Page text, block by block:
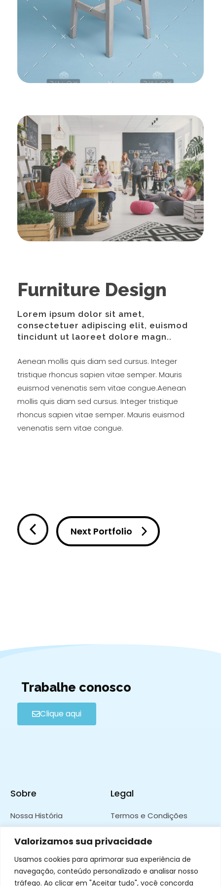
Valorizamos sua privacidade
Usamos cookies para aprimorar sua experiência de
navegação, conteúdo personalizado e analisar nosso
tráfego. Ao clicar em "Aceitar tudo", você concorda
Furniture Design
Lorem ipsum dolor sit amet,
consectetuer adipiscing elit, euismod
tincidunt ut laoreet dolore magn..
Aenean mollis quis diam sed cursus. Integer
tristique rhoncus sapien vitae semper. Mauris
euismod venenatis sem vitae congue.Aenean
mollis quis diam sed cursus. Integer tristique
rhoncus sapien vitae semper. Mauris euismod
venenatis sem vitae congue.
Next Portfolio
Trabalhe conosco
Clique aqui
Sobre
Nossa História
Legal
Termos e Condições
Canal de Ética e Conduta